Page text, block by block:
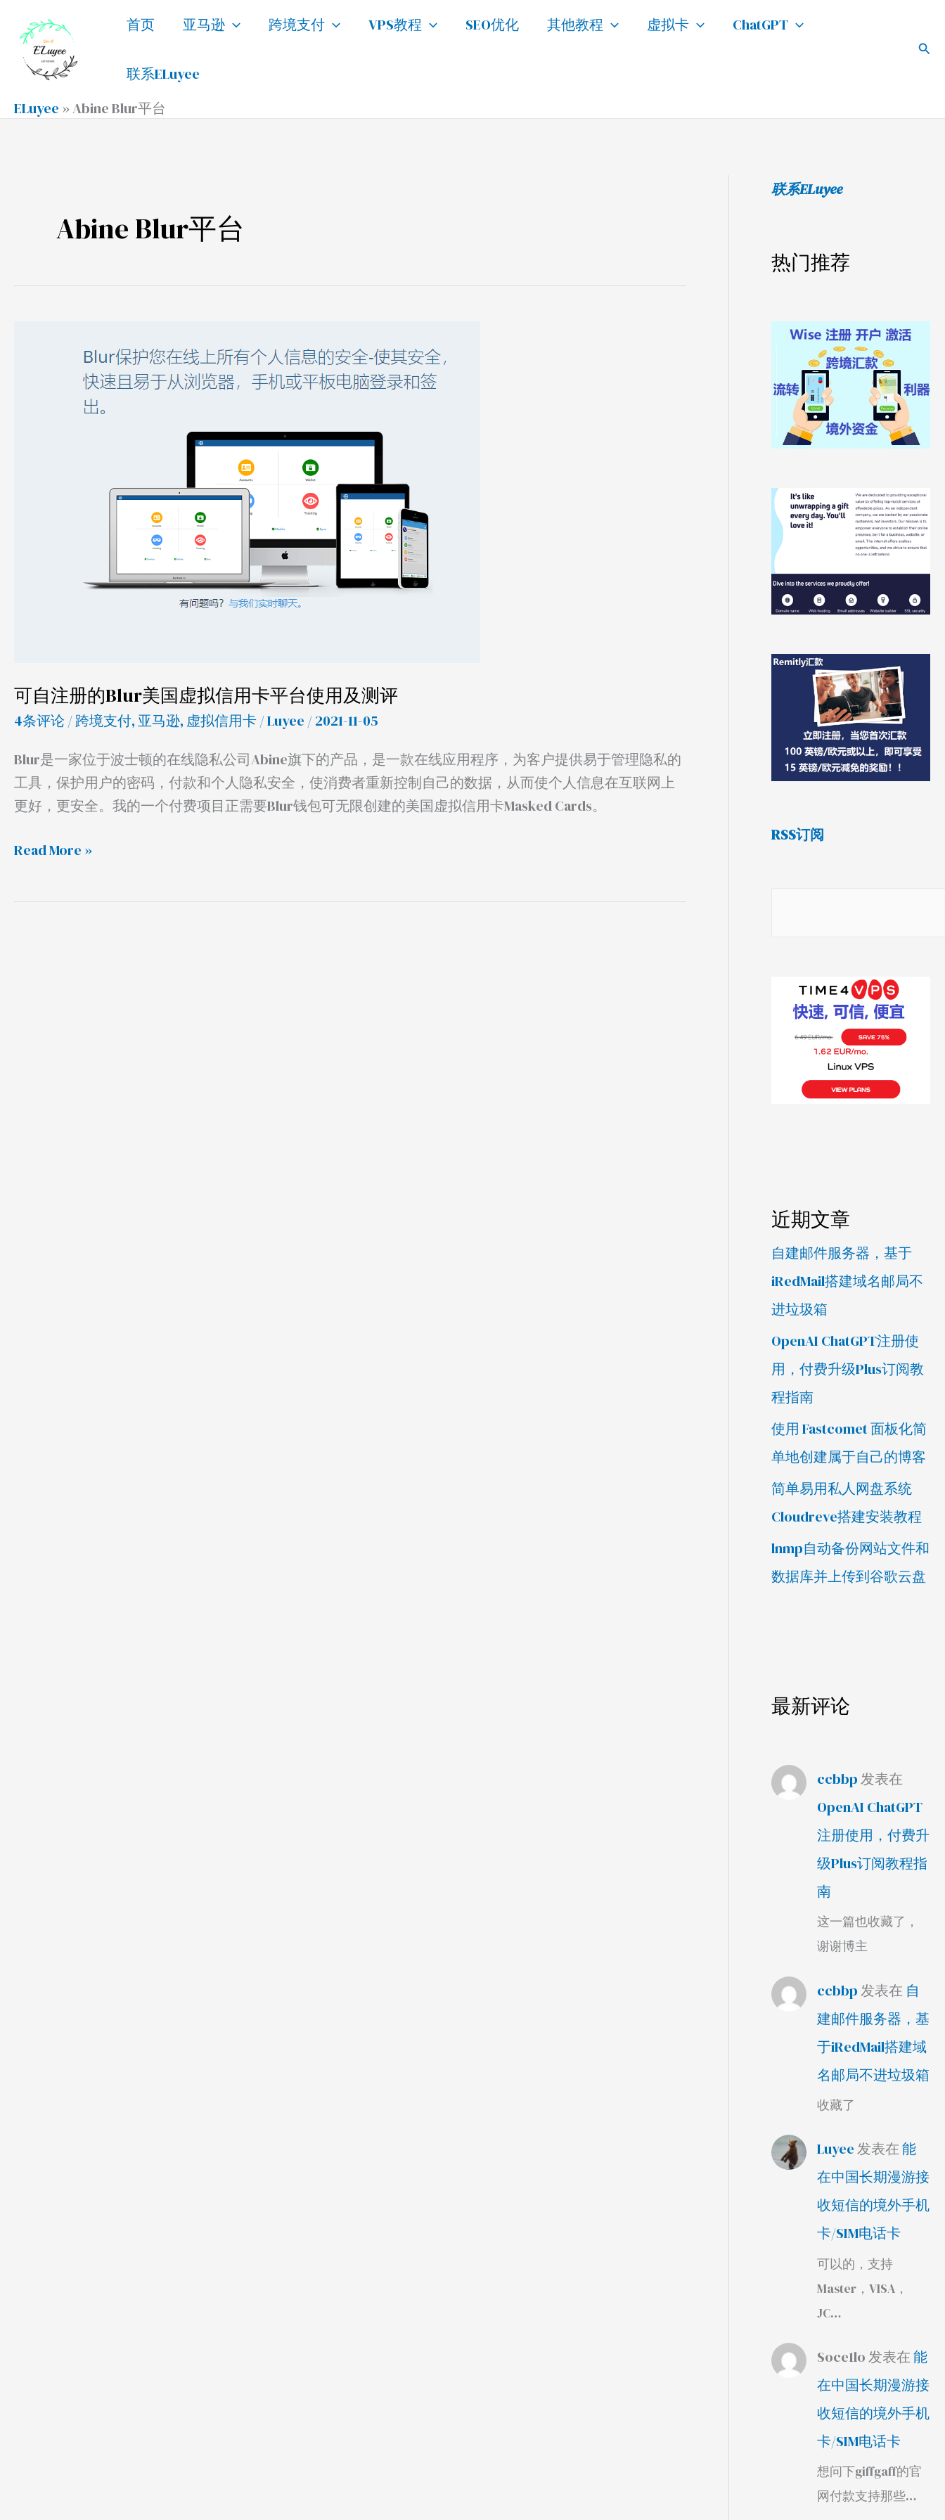
首页 亚马逊 跨境支付 VPS教程 SEO优化 其他教程 虚拟卡 ChatGPT
联系ELuyee
搜
ELuyee »Abine Blur平台
Abine Blur平台
可自注册的Blur美国虚拟信用卡平台使用及测评
4条评论 /跨境支付,亚马逊, 虚拟信用卡/Luyee / 2021-11-05
Blur是一家位于波士顿的在线隐私公司Abine旗下的产品，是一款在线应用程序，为客户提供易于管理隐私的
工具，保护用户的密码，付款和个人隐私安全，使消费者重新控制自己的数据，从而使个人信息在互联网上
更好，更安全。我的一个付费项目正需要Blur钱包可无限创建的美国虚拟信用卡Masked Cards。
用
及
测
评
Read More »
联系ELuyee
热门推荐
RSS订阅
近期文章
自建邮件服务器，基于
iRedMail搭建域名邮局不
进垃圾箱
OpenAI ChatGPT注册使
用，付费升级Plus订阅教
程指南
使用 Fastcomet 面板化简
单地创建属于自己的博客
简单易用私人网盘系统
Cloudreve搭建安装教程
lnmp自动备份网站文件和
数据库并上传到谷歌云盘
最新评论
ccbbp发表在
OpenAI ChatGPT
注册使用，付费升
级Plus订阅教程指
南
这一篇也收藏了，
谢谢博主
ccbbp发表在 自
建邮件服务器，基
于iRedMail搭建域
名邮局不进垃圾箱
收藏了
Luyee发表在能
在中国长期漫游接
收短信的境外手机
卡/SIM电话卡
可以的，支持
Master，VISA，
JC…
Soce1lo发表在能
在中国长期漫游接
收短信的境外手机
卡/SIM电话卡
想问下giffgaff的官
网付款支持那些…